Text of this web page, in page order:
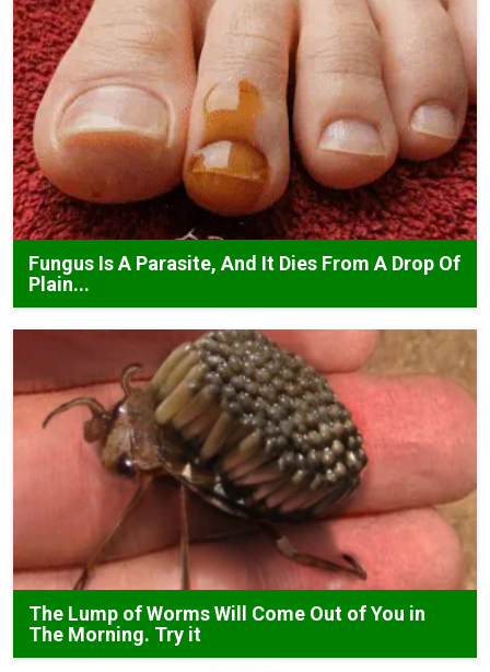
Fungus Is A Parasite, And It Dies From A Drop Of
Plain...
The Lump of Worms Will Come Out of You in
The Morning. Try it